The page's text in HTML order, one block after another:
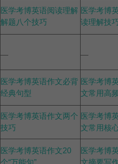
医学考博英语阅读理解
解题八个技巧
医学考博
读理解技
医学考博英语作文必背
经典句型
医学考博
文常用高
医学考博英语作文两个
技巧
医学考博
文常用核
医学考博英语作文20
个“万能句”
医学考博
文摘要写